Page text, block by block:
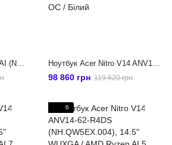
Ноутбук Acer Nitro V14 AI (NH.QW9EP.009), Ryzen AI 7 350 / 14″ / RAM 32 ГБ / SSD 2 ТБ / RTX 5050 / Windows 11 Pro / Alb Ноутбук Acer Nitro V14 ANV14-62 (NH.QW5EX.009), 14.5" / WUXGA / IPS / 120гц / AMD Ryzen AI 5 340 / RAM 16гб / SSD 512гб / Nvidia GeForce RTX 5050 8GB / Без ОС / Білий
98 860 грн 119 620 грн
6